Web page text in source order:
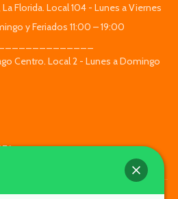
Florida. Local 104 - Lunes a Viernes
y Feriados 11:00 – 19:00
Centro. Local 2 - Lunes a Domingo